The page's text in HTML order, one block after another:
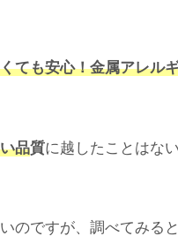
ても安心！金属アレル
品質に越したことはな
のですが、調べてみると